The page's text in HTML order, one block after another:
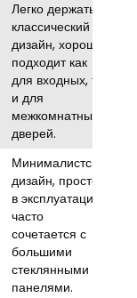
Легко держать,
классический
дизайн, хорошо
подходит как
для входных, так
и для
межкомнатных
дверей.
Минималистский
дизайн, простой
в эксплуатации,
часто
сочетается с
большими
стеклянными
панелями.